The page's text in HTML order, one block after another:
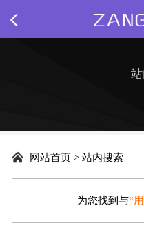
精品源码
网站首页 >站内搜索
为您找到与“